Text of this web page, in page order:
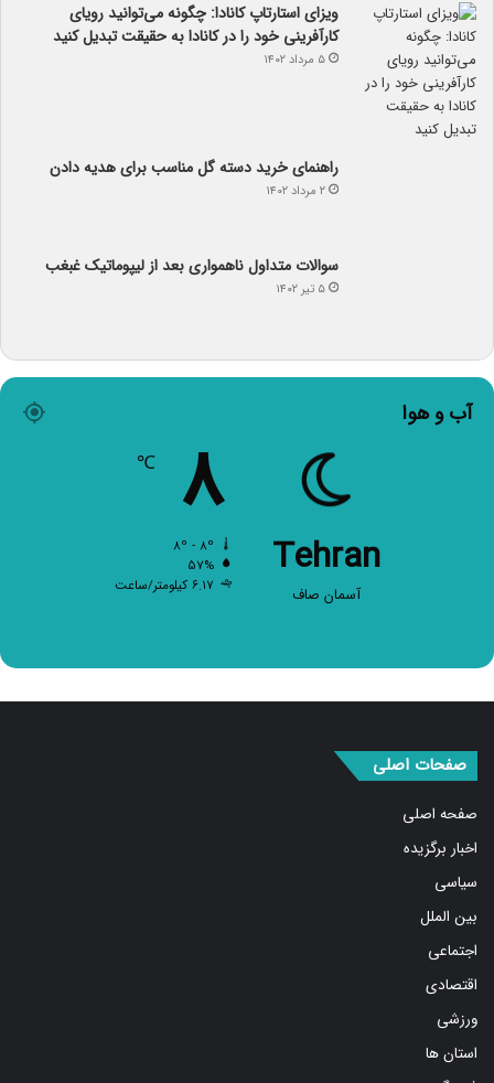
ویزای استارتاپ کانادا: چگونه می‌توانید رویای
کارآفرینی خود را در کانادا به حقیقت تبدیل کنید
۵ مرداد ۱۴۰۲
راهنمای خرید دسته گل مناسب برای هدیه دادن
۲ مرداد ۱۴۰۲
سوالات متداول ناهمواری بعد از لیپوماتیک غبغب
۵ تیر ۱۴۰۲
آب و هوا
Tehran
آسمان صاف
۸
۵۷%
۶.۱۷ کیلومتر/ساعت
صفحه اصلی
اخبار برگزیده
سیاسی
بین الملل
اجتماعی
اقتصادی
ورزشی
استان ها
فرهنگ و هنر